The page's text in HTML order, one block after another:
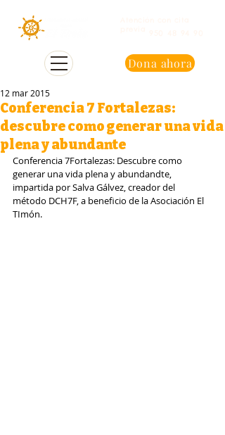
Dona ahora
Conferencia 7 Fortalezas:
descubre como generar una vida
plena y abundante
12 mar 2015
Conferencia 7Fortalezas: Descubre como
generar una vida plena y abundandte,
impartida por Salva Gálvez, creador del
método DCH7F, a beneficio de la Asociación El
TImón.